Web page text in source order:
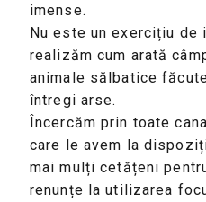
imense.
Nu este un exercițiu de
realizăm cum arată
animale sălbatice
întregi arse.
Încercăm prin toate
care le avem la
mai mulți cetățeni
renunțe la utilizarea